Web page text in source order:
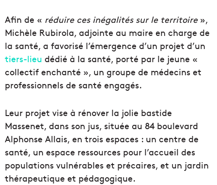
Afin de « réduire ces inégalités sur le territoire»,
Michèle Rubirola, adjointe au maire en charge de
la santé, a favorisé l’émergence d’un projet d’un
tiers-lieu dédié à la santé, porté par le jeune «
collectif enchanté », un groupe de médecins et
professionnels de santé engagés.
Leur projet vise à rénover la jolie bastide
Massenet, dans son jus, située au 84 boulevard
Alphonse Allais, en trois espaces : un centre de
santé, un espace ressources pour l’accueil des
populations vulnérables et précaires, et un jardin
thérapeutique et pédagogique.